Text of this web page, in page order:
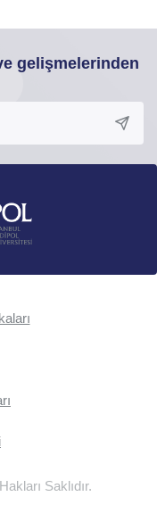
gelişmelerinden
Saklıdır.